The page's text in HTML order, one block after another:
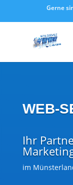
Gerne
WEB-
Ihr
im